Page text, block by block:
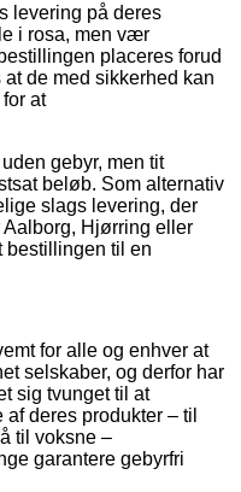
levering på deres
i rosa, men vær
placeres forud
de med sikkerhed kan
at
gebyr, men tit
beløb. Som alternativ
slags levering, der
Hjørring eller
bestillingen til en
for alle og enhver at
selskaber, og derfor har
sig tvunget til at
deres produkter – til
til voksne –
garantere gebyrfri